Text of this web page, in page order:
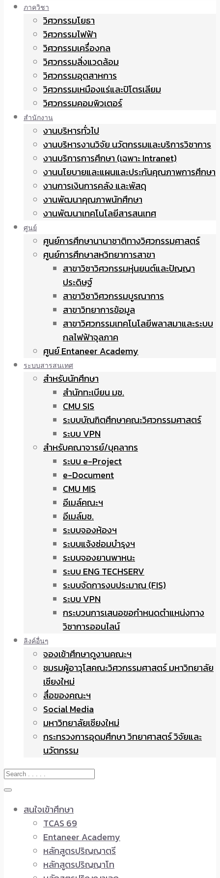
ภาควิชา
วิศวกรรมโยธา
วิศวกรรมไฟฟ้า
วิศวกรรมเครื่องกล
วิศวกรรมสิ่งแวดล้อม
วิศวกรรมอุตสาหการ
วิศวกรรมเหมืองแร่และปิโตรเลียม
วิศวกรรมคอมพิวเตอร์
สำนักงาน
งานบริหารทั่วไป
งานบริหารงานวิจัย นวัตกรรมและบริการวิชาการ
งานบริการการศึกษา (เฉพาะ Intranet)
งานนโยบายและแผนและประกันคุณภาพการศึกษา
งานการเงินการคลัง และพัสดุ
งานพัฒนาคุณภาพนักศึกษา
งานพัฒนาเทคโนโลยีสารสนเทศ
ศูนย์
ศูนย์การศึกษานานาชาติทางวิศวกรรมศาสตร์
ศูนย์การศึกษาสหวิทยาการสาขา
สาขาวิชาวิศวกรรมหุ่นยนต์และปัญญา
ประดิษฐ์
สาขาวิชาวิศวกรรมบูรณาการ
สาขาวิทยาการข้อมูล
สาขาวิศวกรรมเทคโนโลยีพลาสมาและระบบ
กลไฟฟ้าจุลภาค
ศูนย์ Entaneer Academy
ระบบสารสนเทศ
สำหรับนักศึกษา
สำนักทะเบียน มช.
CMU SIS
ระบบบัณฑิตศึกษาคณะวิศวกรรมศาสตร์
ระบบ VPN
สำหรับคณาจารย์/บุคลากร
ระบบ e-Project
e-Document
CMU MIS
อีเมล์คณะฯ
อีเมล์มช.
ระบบจองห้องฯ
ระบบแจ้งซ่อมบำรุงฯ
ระบบจองยานพาหนะ
ระบบ ENG TECHSERV
ระบบจัดการงบประมาณ (FIS)
ระบบ VPN
กระบวนการเสนอขอกำหนดตำแหน่งทาง
วิชาการออนไลน์
ลิงค์อื่นๆ
จองเข้าศึกษาดูงานคณะฯ
ชมรมผู้อาวุโสคณะวิศวกรรมศาสตร์ มหาวิทยาลัย
เชียงใหม่
สื่อของคณะฯ
Social Media
มหาวิทยาลัยเชียงใหม่
กระทรวงการอุดมศึกษา วิทยาศาสตร์ วิจัยและ
นวัตกรรม
สนใจเข้าศึกษา
TCAS 69
Entaneer Academy
หลักสูตรปริญญาตรี
หลักสูตรปริญญาโท